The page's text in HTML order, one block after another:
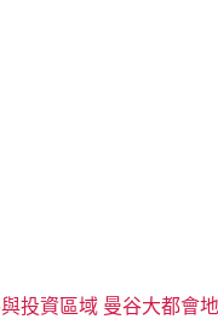
投資區域 曼谷大都會